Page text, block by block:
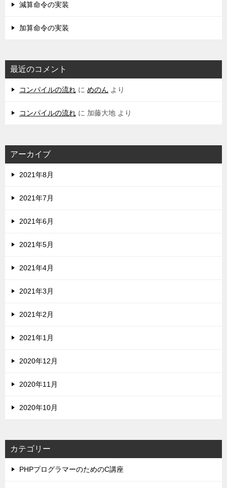
減算命令の実装
加算命令の実装
最近のコメント
コンパイルの流れ に めのん より
コンパイルの流れ に 加藤大地 より
アーカイブ
2021年8月
2021年7月
2021年6月
2021年5月
2021年4月
2021年3月
2021年2月
2021年1月
2020年12月
2020年11月
2020年10月
カテゴリー
PHPプログラマーのためのC講座